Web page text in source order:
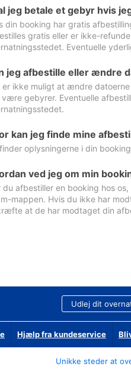
jeg betale et gebyr hvis
din booking har gratis
gratis eller er ikke-
Eventuelle
jeg afbestille eller ændre
er ikke muligt at ændre
gebyrer. Eventuelle
kan jeg finde mine
oplysningerne i din
ved jeg om min
du afbestiller en booking hos
mappen. Hvis du ikke har
at de har modtaget din
Udlej dit
Hjælp fra kundeservice
Unikke steder at